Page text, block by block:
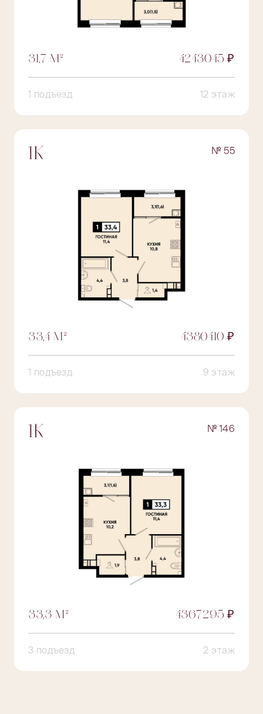
31,7 М² 4243045 ₽
1 подъезд 12 этаж
1К № 55
33,4 М² 4380410 ₽
1 подъезд 9 этаж
1К № 146
33,3 М² 4367295 ₽
3 подъезд 2 этаж